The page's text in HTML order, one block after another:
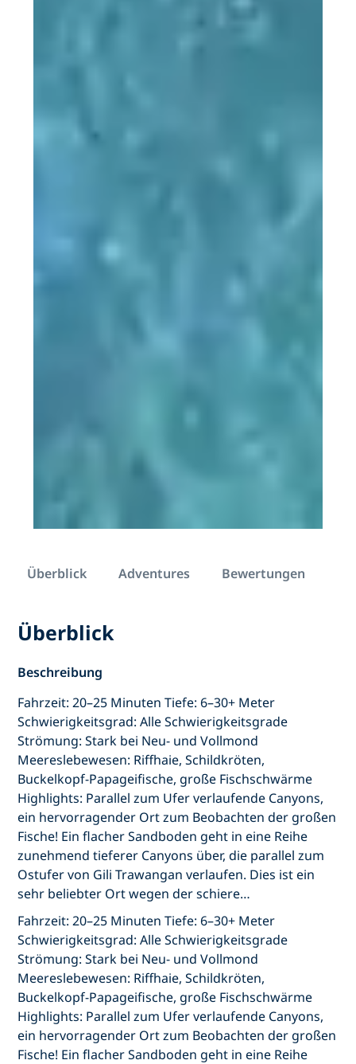
Überblick Adventures Bewertungen
Überblick
Beschreibung
Fahrzeit: 20–25 Minuten Tiefe: 6–30+ Meter
Schwierigkeitsgrad: Alle Schwierigkeitsgrade
Strömung: Stark bei Neu- und Vollmond
Meereslebewesen: Riffhaie, Schildkröten,
Buckelkopf-Papageifische, große Fischschwärme
Highlights: Parallel zum Ufer verlaufende Canyons,
ein hervorragender Ort zum Beobachten der großen
Fische! Ein flacher Sandboden geht in eine Reihe
zunehmend tieferer Canyons über, die parallel zum
Ostufer von Gili Trawangan verlaufen. Dies ist ein
sehr beliebter Ort wegen der schiere…
Fahrzeit: 20–25 Minuten Tiefe: 6–30+ Meter
Schwierigkeitsgrad: Alle Schwierigkeitsgrade
Strömung: Stark bei Neu- und Vollmond
Meereslebewesen: Riffhaie, Schildkröten,
Buckelkopf-Papageifische, große Fischschwärme
Highlights: Parallel zum Ufer verlaufende Canyons,
ein hervorragender Ort zum Beobachten der großen
Fische! Ein flacher Sandboden geht in eine Reihe